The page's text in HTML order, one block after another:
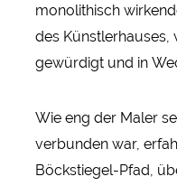
monolithisch
des Künstlerhauses,
gewürdigt und in
Wie eng der Maler
verbunden war,
Böckstiegel-Pfad,